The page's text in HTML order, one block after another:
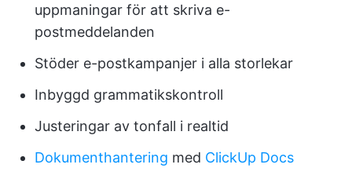
uppmaningar för att skriva e-
postmeddelanden
Stöder e-postkampanjer i alla storlekar
Inbyggd grammatikskontroll
Justeringar av tonfall i realtid
Dokumenthantering med ClickUp Docs